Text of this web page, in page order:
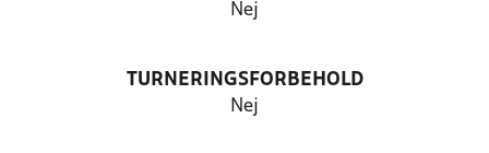
Nej
TURNERINGSFORBEHOLD
Nej